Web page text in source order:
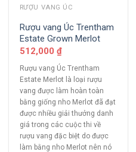
RƯỢU VANG ÚC
Rượu vang Úc Trentham
Estate Grown Merlot
512,000 ₫
Rượu vang Úc Trentham
Estate Merlot là loại rượu
vang được làm hoàn toàn
bằng giống nho Merlot đã đạt
được nhiều giải thưởng danh
giá trong các cuộc thi về
rượu vang đặc biệt do được
làm bằng nho Merlot nên nó